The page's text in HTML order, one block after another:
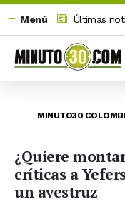
Menú
Últimas
MINUTO30
¿Quiere
críticas a
un avestruz